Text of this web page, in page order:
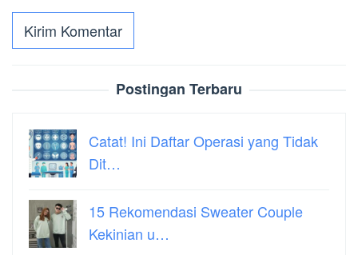
Postingan Terbaru
Catat! Ini Daftar Operasi yang Tidak
Dit…
15 Rekomendasi Sweater Couple
Kekinian u…